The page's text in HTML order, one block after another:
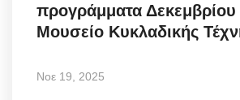
προγράμματα Δεκεμβρίου
Μουσείο Κυκλαδικής
Νοε 19, 2025